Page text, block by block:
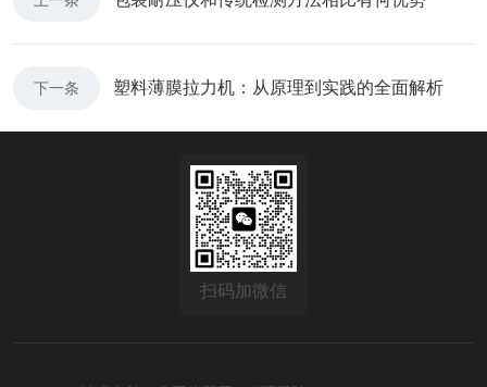
下一条 塑料薄膜拉力机：从原理到实践的全面解析
扫码加微信